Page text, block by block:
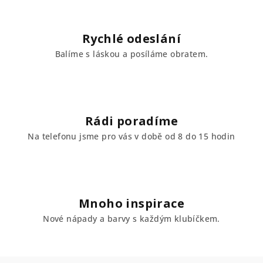
Rychlé odeslání
Balíme s láskou a posíláme obratem.
Rádi poradíme
Na telefonu jsme pro vás v době od 8 do 15 hodin
Mnoho inspirace
Nové nápady a barvy s každým klubíčkem.